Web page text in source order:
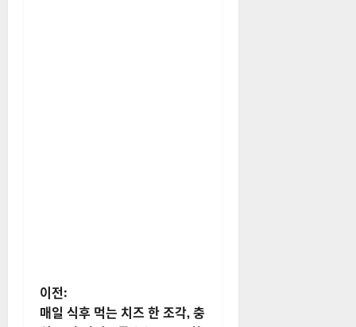
게
이전:
매일 식후 먹는 치즈 한 조각, 충